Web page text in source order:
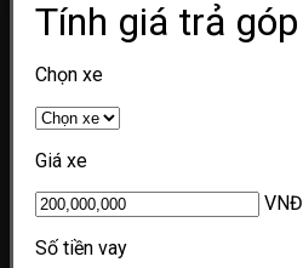
Tính giá trả góp
Chọn xe
Giá xe
VNĐ
Số tiền vay